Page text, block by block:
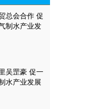
总会合作 促
制水产业发
吴罡豪 促一
水产业发展